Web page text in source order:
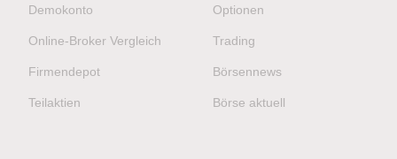
Demokonto
Online-Broker Vergleich
Firmendepot
Teilaktien
Optionen
Trading
Börsennews
Börse aktuell